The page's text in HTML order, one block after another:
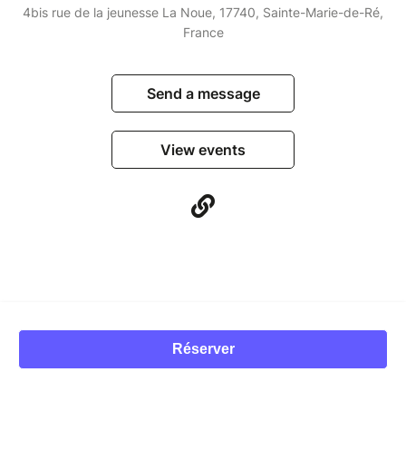
4bis rue de la jeunesse La Noue, 17740, Sainte-Marie-de-Ré,
France
Send a message
View events
Legal Notice
Report this page
Réserver